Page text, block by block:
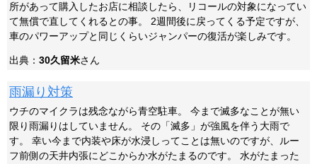
所があって購入したお店に相談したら、リコールの対象になってい
て無償で直してくれるとの事。 2週間後に戻ってくる予定ですが、
車のパワーアップと同じくらいジャンパーの復活が楽しみです。
出典： 30久留米さん
雨漏り対策
ウチのマイクラは残念ながら青空駐車。 今まで滅多なことが無い
限り雨漏りはしていません。 その「滅多」が強風を伴う大雨で
す。 幸い今まで内装や床が水浸しってことは無いのですが、ルー
フ前側の天井内張にどこからか水がたまるのです。 水がたまった